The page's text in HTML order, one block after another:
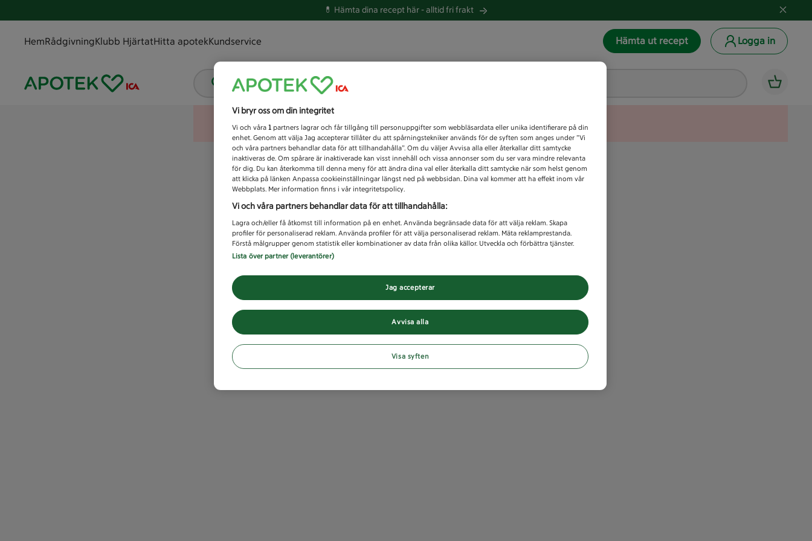
💊 Hämta dina recept här -alltid fri frakt
HemRådgivningKlubb HjärtatHitta apotekKundservice Hämta ut recept Logga in
Vad letar du efter idag?
Unknown error
Vi bryr oss om din integritet
Vi och våra 1 partners lagrar och får tillgång till personuppgifter som webbläsardata eller unika identifierare på din
enhet. Genom att välja Jag accepterar tillåter du att spårningstekniker används för de syften som anges under ”Vi
och våra partners behandlar data för att tillhandahålla”. Om du väljer Avvisa alla eller återkallar ditt samtycke
inaktiveras de. Om spårare är inaktiverade kan visst innehåll och vissa annonser som du ser vara mindre relevanta
för dig. Du kan återkomma till denna meny för att ändra dina val eller återkalla ditt samtycke när som helst genom
att klicka på länken Anpassa cookieinställningar längst ned på webbsidan. Dina val kommer att ha effekt inom vår
Webbplats. Mer information finns i vår integritetspolicy.
Vi och våra partners behandlar data för att tillhandahålla:
Lagra och/eller få åtkomst till information på en enhet. Använda begränsade data för att välja reklam. Skapa
profiler för personaliserad reklam. Använda profiler för att välja personaliserad reklam. Mäta reklamprestanda.
Förstå målgrupper genom statistik eller kombinationer av data från olika källor. Utveckla och förbättra tjänster.
Lista över partner (leverantörer)
Avvisa alla
Jag accepterar
Visa syften